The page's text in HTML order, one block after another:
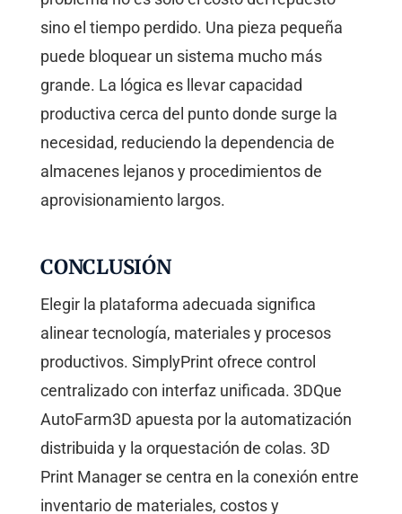
sino el tiempo perdido. Una pieza pequeña
puede bloquear un sistema mucho más
grande. La lógica es llevar capacidad
productiva cerca del punto donde surge la
necesidad, reduciendo la dependencia de
almacenes lejanos y procedimientos de
aprovisionamiento largos.
CONCLUSIÓN
Elegir la plataforma adecuada significa
alinear tecnología, materiales y procesos
productivos. SimplyPrint ofrece control
centralizado con interfaz unificada. 3DQue
AutoFarm3D apuesta por la automatización
distribuida y la orquestación de colas. 3D
Print Manager se centra en la conexión entre
inventario de materiales, costos y